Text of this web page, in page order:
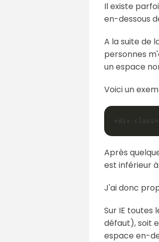
Il existe
en-dessous
A la suite de
personnes
un espace
Voici un
Après
est inférieur
J'ai donc
Sur IE
défaut), soit
espace en-